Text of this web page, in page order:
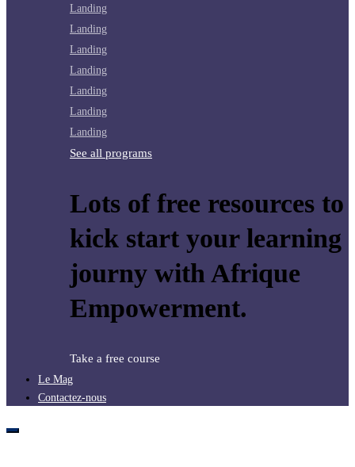
Landing
Landing
Landing
Landing
Landing
Landing
Landing
See all programs
Lots of free resources to
kick start your learning
journy with Afrique
Empowerment.
Take a free course
Le Mag
Contactez-nous